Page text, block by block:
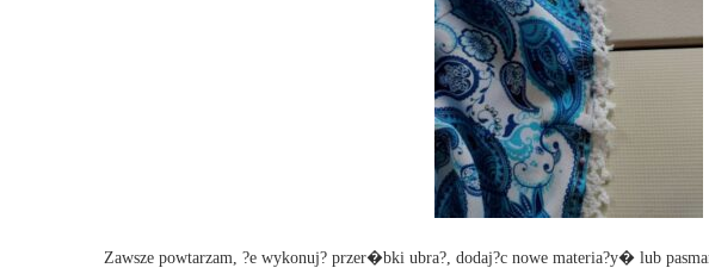
Zawsze powtarzam, ?e wykonuj? przer�bki ubra?, dodaj?c nowe materia?y� lub